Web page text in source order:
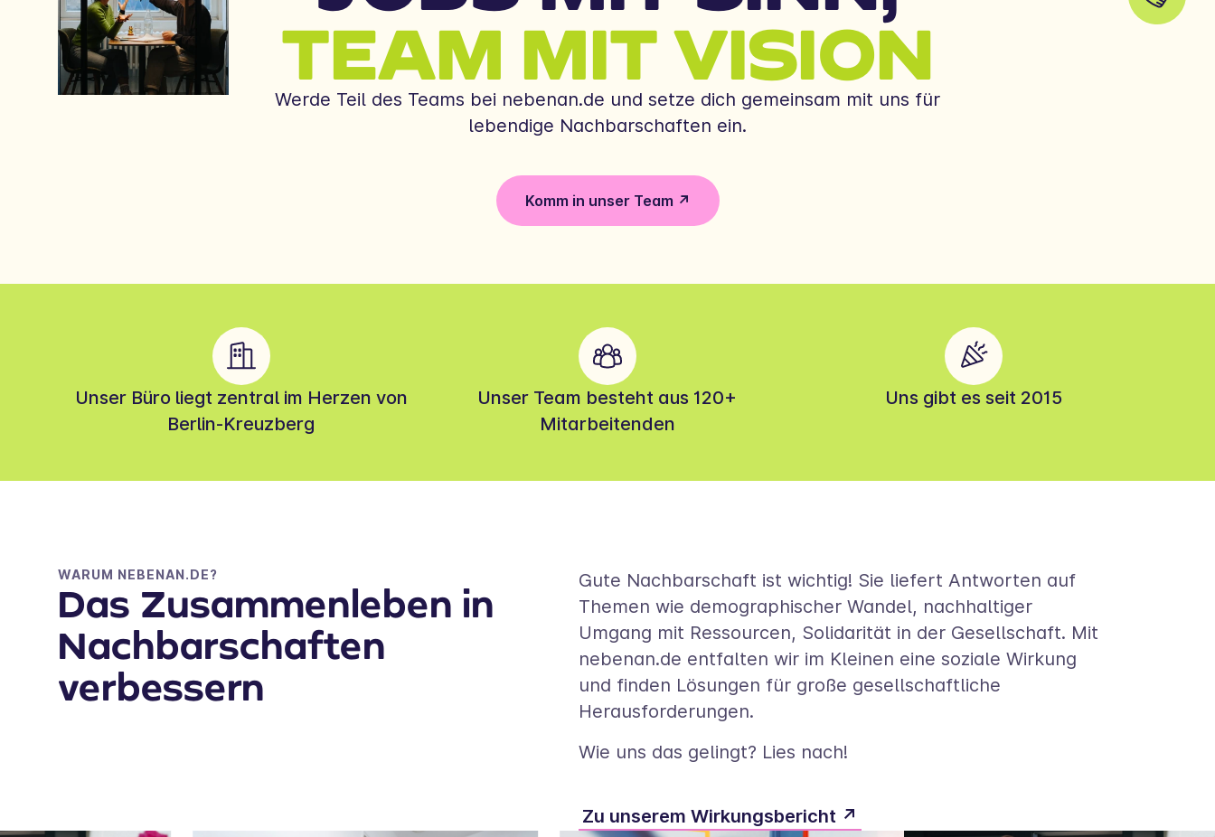
TEAM MIT VISION
Werde Teil des Teams bei nebenan.de und setze dich gemeinsam mit uns für
lebendige Nachbarschaften ein.
Komm in unser Team ↗
Unser Büro liegt zentral im Herzen von
Berlin-Kreuzberg
Unser Team besteht aus 120+
Mitarbeitenden
Uns gibt es seit 2015
WARUM NEBENAN.DE?
Das Zusammenleben in
Nachbarschaften
verbessern
Gute Nachbarschaft ist wichtig! Sie liefert Antworten auf
Themen wie demographischer Wandel, nachhaltiger
Umgang mit Ressourcen, Solidarität in der Gesellschaft. Mit
nebenan.de entfalten wir im Kleinen eine soziale Wirkung
und finden Lösungen für große gesellschaftliche
Herausforderungen.
Wie uns das gelingt? Lies nach!
Zu unserem Wirkungsbericht ↗